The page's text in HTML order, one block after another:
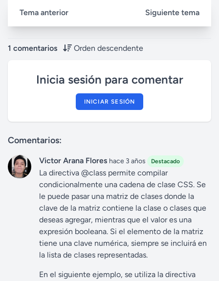
Tema anterior Siguiente tema
1 comentarios Orden descendente
Inicia sesión para comentar
INICIAR SESIÓN
Comentarios:
Victor Arana Flores hace 3 años Destacado
La directiva @class permite compilar
condicionalmente una cadena de clase CSS. Se
le puede pasar una matriz de clases donde la
clave de la matriz contiene la clase o clases que
deseas agregar, mientras que el valor es una
expresión booleana. Si el elemento de la matriz
tiene una clave numérica, siempre se incluirá en
la lista de clases representadas.
En el siguiente ejemplo, se utiliza la directiva